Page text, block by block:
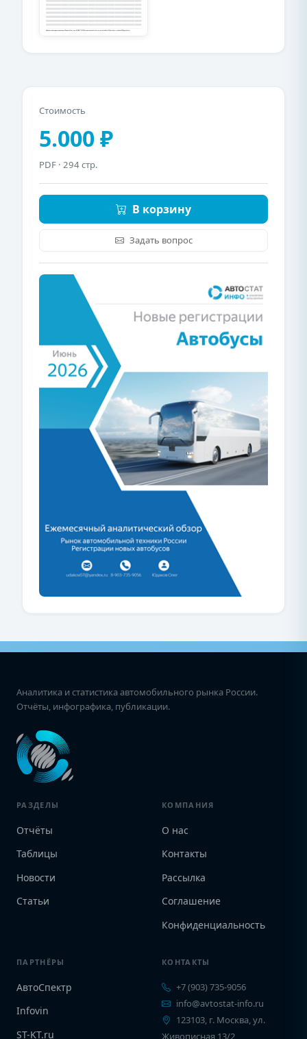
Стоимость
5.000 ₽
PDF · 294 стр.
В корзину
Задать вопрос
Аналитика и статистика автомобильного рынка России.
Отчёты, инфографика, публикации.
РАЗДЕЛЫ
Отчёты
Таблицы
Новости
Статьи
КОМПАНИЯ
О нас
Контакты
Рассылка
Соглашение
Конфиденциальность
ПАРТНЁРЫ
АвтоСпектр
Infovin
ST-KT.ru
КОНТАКТЫ
+7 (903) 735-9056
info@avtostat-info.ru
123103, г. Москва, ул.
Живописная 13/2